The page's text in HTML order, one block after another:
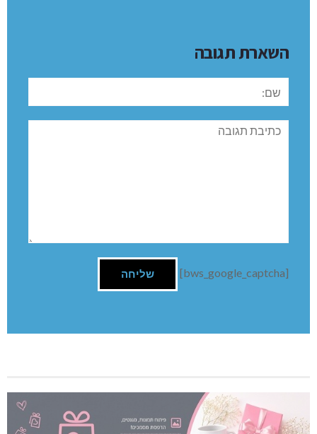
השארת תגובה
תגובה
[bws_google_captcha]